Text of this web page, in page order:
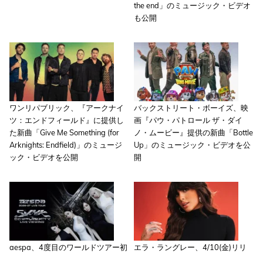
the end」のミュージック・ビデオ
も公開
ワンリパブリック、『アークナイ
ツ：エンドフィールド』に提供し
た新曲「Give Me Something (for
Arknights: Endfield)」のミュージ
ック・ビデオを公開
バックストリート・ボーイズ、映
画『パウ・パトロール ザ・ダイ
ノ・ムービー』提供の新曲「Bottle
Up」のミュージック・ビデオを公
開
aespa、4度目のワールドツアー初
エラ・ラングレー、4/10(金)リリ